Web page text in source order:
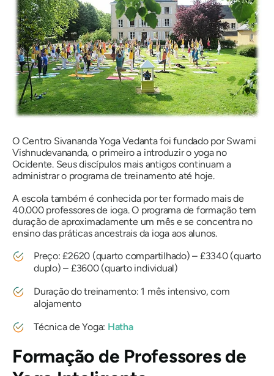
O Centro Sivananda Yoga Vedanta foi fundado por Swami
Vishnudevananda, o primeiro a introduzir o yoga no
Ocidente. Seus discípulos mais antigos continuam a
administrar o programa de treinamento até hoje.
A escola também é conhecida por ter formado mais de
40.000 professores de ioga. O programa de formação tem
duração de aproximadamente um mês e se concentra no
ensino das práticas ancestrais da ioga aos alunos.
Preço: £2620 (quarto compartilhado) – £3340 (quarto
duplo) – £3600 (quarto individual)
Duração do treinamento: 1 mês intensivo, com
alojamento
Técnica de Yoga: Hatha
Formação de Professores de